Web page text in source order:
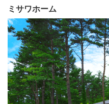
ミサワホーム